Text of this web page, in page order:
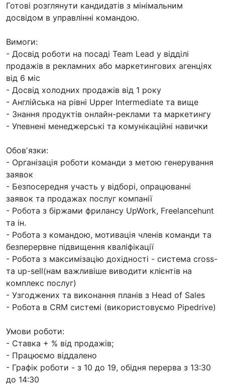
Готові розглянути кандидатів з мінімальним
досвідом в управлінні командою.
Вимоги:
- Досвід роботи на посаді Team Lead у відділі
продажів в рекламних або маркетингових агенціях
від 6 міс
- Досвід холодних продажів від 1 року
- Англійська на рівні Upper Intermediate та вище
- Знання продуктів онлайн-реклами та маркетингу
- Упевнені менеджерські та комунікаційні навички
Обовʼязки:
- Організація роботи команди з метою генерування
заявок
- Безпосередня участь у відборі, опрацюванні
заявок та продажах послуг компанії
- Робота з біржами фрилансу UpWork, Freelancehunt
та ін.
- Робота з командою, мотивація членів команди та
безперервне підвищення кваліфікації
- Робота з максимізацію дохідності - система cross-
та up-sell(нам важливіше виводити клієнтів на
комплекс послуг)
- Узгоджених та виконання планів з Head of Sales
- Робота в CRM системі (використовуємо Pipedrive)
Умови роботи:
- Ставка + % від продажів;
- Працюємо віддалено
- Графік роботи - з 10 до 19, обідня перерва з 13:30
до 14:30